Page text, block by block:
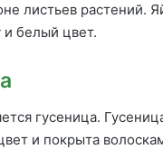
листьев растений.
белый цвет.
гусеница.
и покрыта